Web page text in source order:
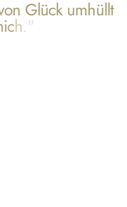
on Glück umhüllt
ich."